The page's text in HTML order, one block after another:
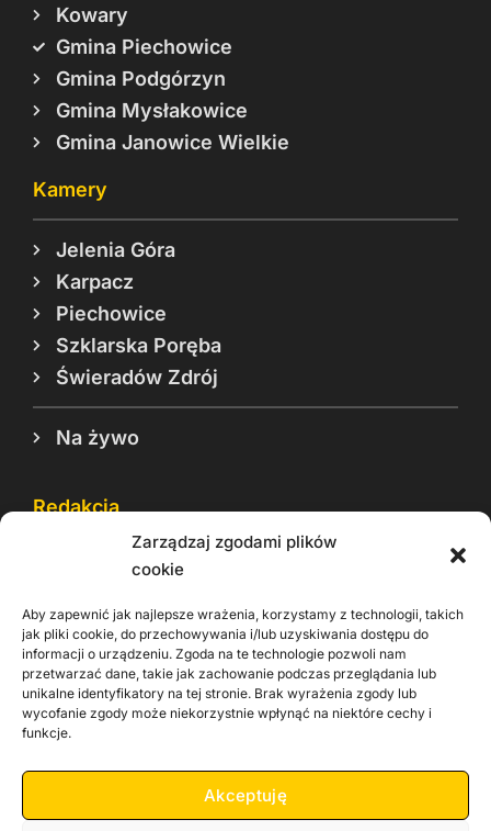
Zarządzaj zgodami plików
cookie
Aby zapewnić jak najlepsze wrażenia, korzystamy z technologii, takich
jak pliki cookie, do przechowywania i/lub uzyskiwania dostępu do
informacji o urządzeniu. Zgoda na te technologie pozwoli nam
przetwarzać dane, takie jak zachowanie podczas przeglądania lub
unikalne identyfikatory na tej stronie. Brak wyrażenia zgody lub
wycofanie zgody może niekorzystnie wpłynąć na niektóre cechy i
funkcje.
Akceptuję
Kowary
Gmina Piechowice
Gmina Podgórzyn
Gmina Mysłakowice
Gmina Janowice Wielkie
Kamery
Jelenia Góra
Karpacz
Piechowice
Szklarska Poręba
Świeradów Zdrój
Na żywo
Redakcja
Reklama
Rodo
Kontakt
Informacje dla